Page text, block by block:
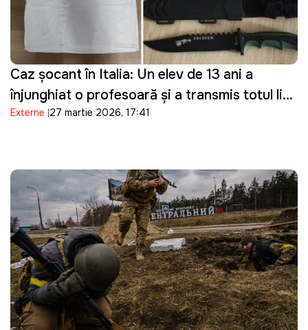
Caz șocant în Italia: Un elev de 13 ani a
înjunghiat o profesoară și a transmis totul live
pe Telegram
Externe 27 martie 2026, 17:41